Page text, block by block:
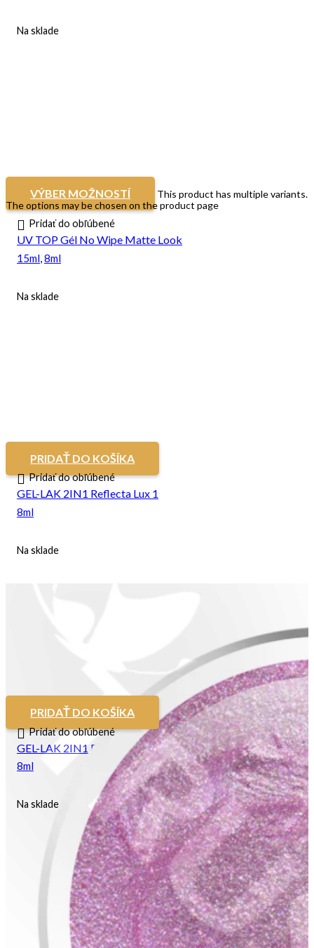
Na sklade
VÝBER MOŽNOSTÍ
This product has multiple variants.
The options may be chosen on the product page
Pridať do obľúbené
UV TOP Gél No Wipe Matte Look
15ml,8ml
Na sklade
PRIDAŤ DO KOŠÍKA
Pridať do obľúbené
GEL-LAK 2IN1 Reflecta Lux 1
8ml
Na sklade
PRIDAŤ DO KOŠÍKA
Pridať do obľúbené
GEL-LAK 2IN1 Rose Quartz
8ml
Na sklade